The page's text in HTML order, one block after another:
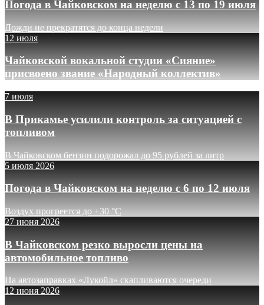
Погода в Чайковском на неделю с 13 по 19 июля
Дожди не прекратятся до конца недели
12 июля
Чайковской вокальной студии «Сияние»
присвоено звание «Народный коллектив»
7 июля
В Прикамье усилили контроль за ситуацией с
топливом
В Чайковском бензин подорожал до 95 рублей за литр
5 июля 2026
Погода в Чайковском на неделю с 6 по 12 июля
Воздух прогреется до +30 °C
27 июня 2026
В Чайковском резко выросли цены на
автомобильное топливо
На автозаправках «Лукойл» скапливаются очереди
12 июня 2026